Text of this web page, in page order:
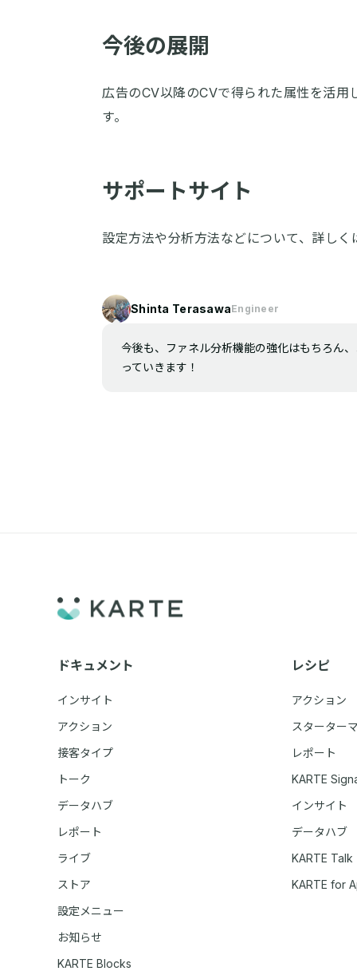
今後の展開
広告のCV以降のCVで得られた属性を活
す。
サポートサイト
設定方法や分析方法などについて、詳しく
Shinta TerasawaEngineer
今後も、ファネル分析機能の強化はもちろん
っていきます！
ドキュメント
インサイト
アクション
接客タイプ
トーク
データハブ
レポート
ライブ
ストア
設定メニュー
お知らせ
KARTE Blocks
レシピ
アクション
スターター
レポート
KARTE
インサイト
データハブ
KARTE Talk
KARTE for